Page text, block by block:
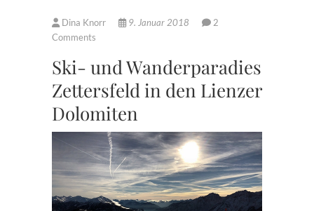
Dina Knorr 9. Januar 2018
2
Comments
Ski- und Wanderparadies
Zettersfeld in den Lienzer
Dolomiten